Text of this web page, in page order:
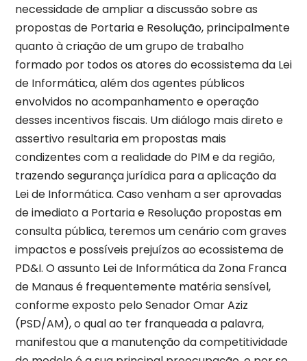
necessidade de ampliar a discussão sobre as
propostas de Portaria e Resolução, principalmente
quanto à criação de um grupo de trabalho
formado por todos os atores do ecossistema da Lei
de Informática, além dos agentes públicos
envolvidos no acompanhamento e operação
desses incentivos fiscais. Um diálogo mais direto e
assertivo resultaria em propostas mais
condizentes com a realidade do PIM e da região,
trazendo segurança jurídica para a aplicação da
Lei de Informática. Caso venham a ser aprovadas
de imediato a Portaria e Resolução propostas em
consulta pública, teremos um cenário com graves
impactos e possíveis prejuízos ao ecossistema de
PD&I. O assunto Lei de Informática da Zona Franca
de Manaus é frequentemente matéria sensível,
conforme exposto pelo Senador Omar Aziz
(PSD/AM), o qual ao ter franqueada a palavra,
manifestou que a manutenção da competitividade